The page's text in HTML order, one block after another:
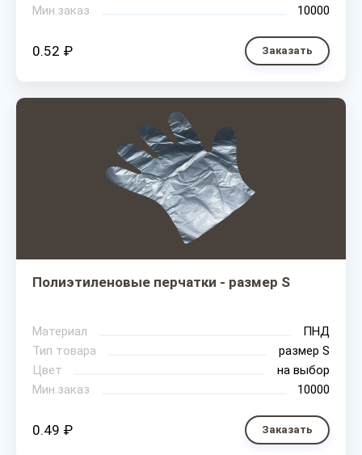
Мин.заказ
10000
0.52 ₽ Заказать
Полиэтиленовые перчатки - размер S
Материал
ПНД
Тип товара
размер S
Цвет
на выбор
Мин.заказ
10000
0.49 ₽ Заказать